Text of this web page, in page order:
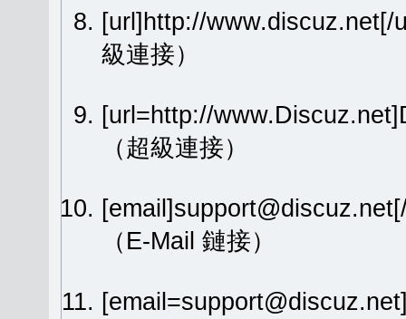
[url]http://
級連接）
[url=http://
（超級連接）
（E-Mail 鏈接）